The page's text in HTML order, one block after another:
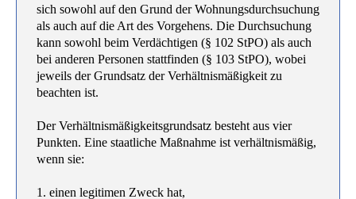
sich sowohl auf den Grund der Wohnungsdurchsuchung
als auch auf die Art des Vorgehens. Die Durchsuchung
kann sowohl beim Verdächtigen (§ 102 StPO) als auch
bei anderen Personen stattfinden (§ 103 StPO), wobei
jeweils der Grundsatz der Verhältnismäßigkeit zu
beachten ist.
Der Verhältnismäßigkeitsgrundsatz besteht aus vier
Punkten. Eine staatliche Maßnahme ist verhältnismäßig,
wenn sie:
1. einen legitimen Zweck hat,